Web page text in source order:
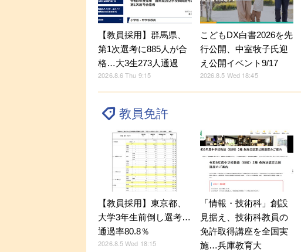
【教員採用】群馬県、
第1次選考に885人が合
格…大3生273人通過
2026.8.6 Thu 9:15
こどもDX白書2026を先
行公開、中室牧子氏迎
え公開イベント9/17
2026.8.5 Wed 18:45
教員免許
【教員採用】東京都、
大学3年生前倒し選考…
通過率80.8％
2026.8.5 Wed 18:15
「情報・技術科」創設
見据え、技術科教員の
免許取得講座を全国実
施…兵庫教育大